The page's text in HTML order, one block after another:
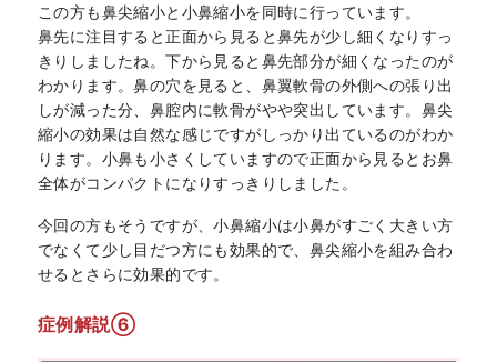
この方も鼻尖縮小と小鼻縮小を同時に行っています。
鼻先に注目すると正面から見ると鼻先が少し細くなりすっ
きりしましたね。下から見ると鼻先部分が細くなったのが
わかります。鼻の穴を見ると、鼻翼軟骨の外側への張り出
しが減った分、鼻腔内に軟骨がやや突出しています。鼻尖
縮小の効果は自然な感じですがしっかり出ているのがわか
ります。小鼻も小さくしていますので正面から見るとお鼻
全体がコンパクトになりすっきりしました。
今回の方もそうですが、小鼻縮小は小鼻がすごく大きい方
でなくて少し目だつ方にも効果的で、鼻尖縮小を組み合わ
せるとさらに効果的です。
症例解説⑥